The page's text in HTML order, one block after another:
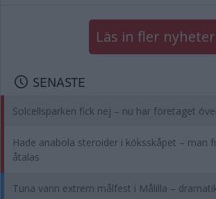
Läs in fler nyheter
SENASTE
Solcellsparken fick nej – nu har företaget
Hade anabola steroider i köksskåpet – man
åtalas
Tuna vann extrem målfest i Målilla –